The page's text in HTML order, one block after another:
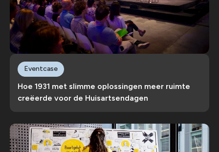
Hoe 1931 met slimme oplossingen meer ruimte
creëerde voor de Huisartsendagen
Eventcase